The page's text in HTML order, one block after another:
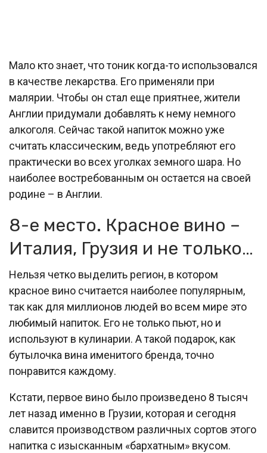
Мало кто знает, что тоник когда-то использовался
в качестве лекарства. Его применяли при
малярии. Чтобы он стал еще приятнее, жители
Англии придумали добавлять к нему немного
алкоголя. Сейчас такой напиток можно уже
считать классическим, ведь употребляют его
практически во всех уголках земного шара. Но
наиболее востребованным он остается на своей
родине – в Англии.
8-е место. Красное вино –
Италия, Грузия и не только…
Нельзя четко выделить регион, в котором
красное вино считается наиболее популярным,
так как для миллионов людей во всем мире это
любимый напиток. Его не только пьют, но и
используют в кулинарии. А такой подарок, как
бутылочка вина именитого бренда, точно
понравится каждому.
Кстати, первое вино было произведено 8 тысяч
лет назад именно в Грузии, которая и сегодня
славится производством различных сортов этого
напитка с изысканным «бархатным» вкусом.